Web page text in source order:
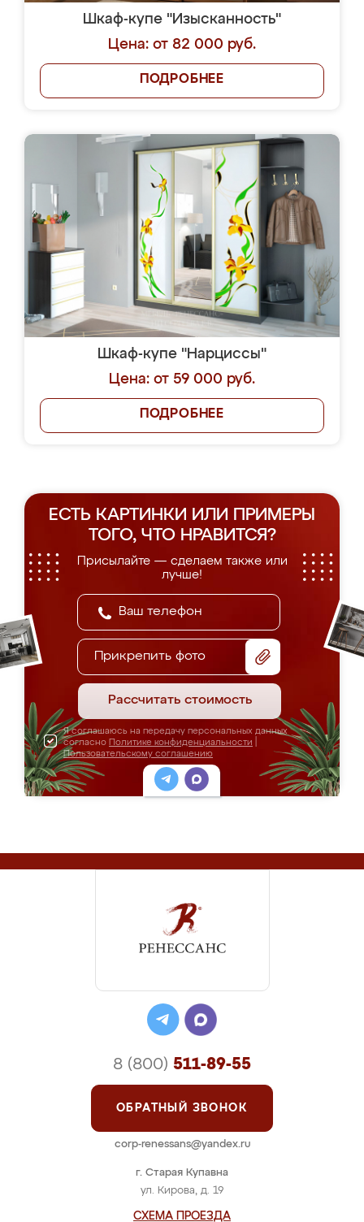
Шкаф-купе "Изысканность"
Цена: от 82 000 руб.
ПОДРОБНЕЕ
Шкаф-купе "Нарциссы"
Цена: от 59 000 руб.
ПОДРОБНЕЕ
ЕСТЬ КАРТИНКИ ИЛИ ПРИМЕРЫ
ТОГО, ЧТО НРАВИТСЯ?
Присылайте — сделаем также или
лучше!
Прикрепить фото
Рассчитать стоимость
Я соглашаюсь на передачу персональных данных
согласно Политике конфиденциальности
Пользовательскому соглашению
г. Старая Купавна
ул. Кирова, д. 19
СХЕМА ПРОЕЗДА
8 (800) 511-89-55
ОБРАТНЫЙ ЗВОНОК
corp-renessans@yandex.ru